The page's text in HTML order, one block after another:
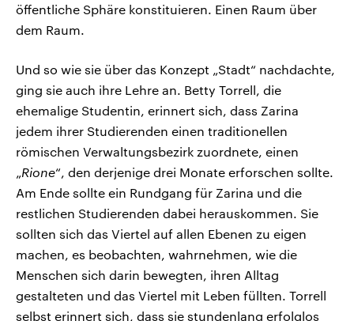
öffentliche Sphäre konstituieren. Einen Raum über
dem Raum.
Und so wie sie über das Konzept „Stadt“ nachdachte,
ging sie auch ihre Lehre an. Betty Torrell, die
ehemalige Studentin, erinnert sich, dass Zarina
jedem ihrer Studierenden einen traditionellen
römischen Verwaltungsbezirk zuordnete, einen
„Rione“, den derjenige drei Monate erforschen sollte.
Am Ende sollte ein Rundgang für Zarina und die
restlichen Studierenden dabei herauskommen. Sie
sollten sich das Viertel auf allen Ebenen zu eigen
machen, es beobachten, wahrnehmen, wie die
Menschen sich darin bewegten, ihren Alltag
gestalteten und das Viertel mit Leben füllten. Torrell
selbst erinnert sich, dass sie stundenlang erfolglos